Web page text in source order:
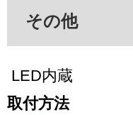
その他
LED内蔵
取付方法